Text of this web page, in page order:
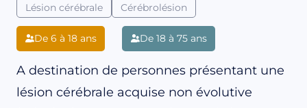
Lésion cérébrale
Cérébrolésion
De 6 à 18 ans De 18 à 75 ans
A destination de personnes présentant une
lésion cérébrale acquise non évolutive